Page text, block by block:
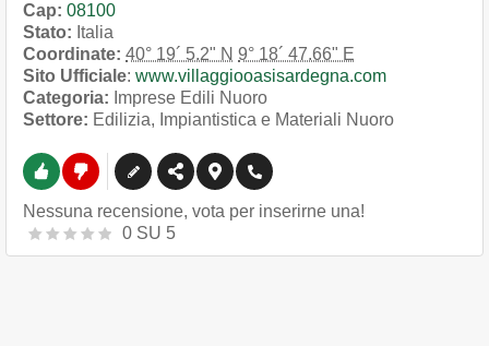
Cap: 08100
Stato: Italia
Coordinate: 40° 19´ 5.2" N 9° 18´ 47.66" E
Sito Ufficiale: www.villaggiooasisardegna.com
Categoria: Imprese Edili Nuoro
Settore: Edilizia, Impiantistica e Materiali Nuoro
Nessuna recensione, vota per inserirne una!
0 SU 5